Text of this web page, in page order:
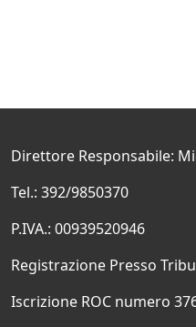
Direttore Responsabile:
Tel.: 392/9850370
P.IVA.: 00939520946
Registrazione Presso
Iscrizione ROC numero